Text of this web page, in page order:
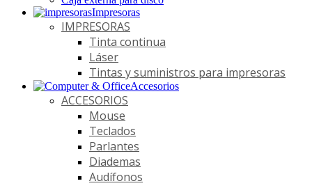
Impresoras
IMPRESORAS
Tinta continua
Láser
Tintas y suministros para impresoras
Accesorios
ACCESORIOS
Mouse
Teclados
Parlantes
Diademas
Audífonos